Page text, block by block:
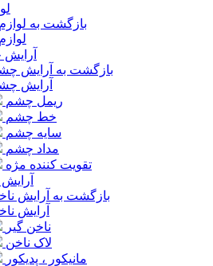
بازگشت به
بازگشت به آرایش
آرایش
ریمل چشم
خط چشم
سایه چشم
مداد چشم
تقویت کننده مژه
بازگشت به آرایش
آرایش
ناخن گیر
لاک ناخن
مانیکور ، پدیکور